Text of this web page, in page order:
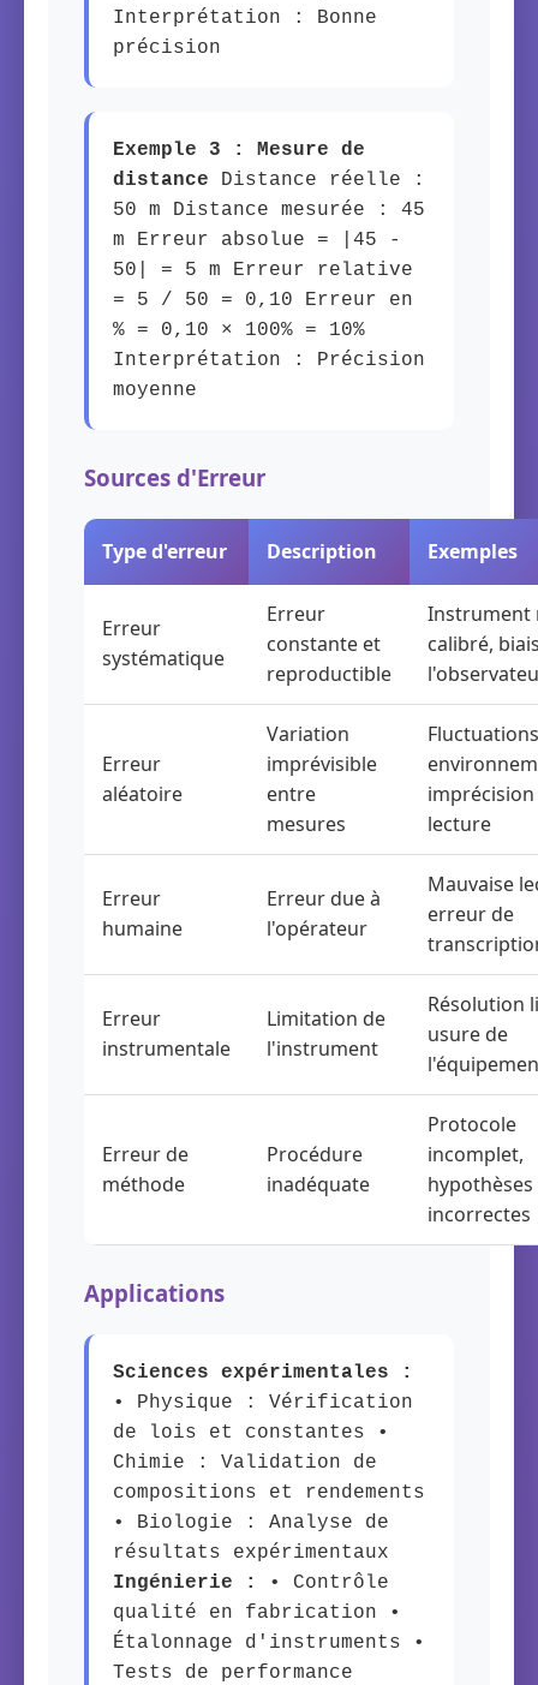
Interprétation : Bonne
précision
Exemple 3 : Mesure de
distance Distance réelle :
50 m Distance mesurée : 45
m Erreur absolue = |45 -
50| = 5 m Erreur relative
= 5 / 50 = 0,10 Erreur en
% = 0,10 × 100% = 10%
Interprétation : Précision
moyenne
Sources d'Erreur
Type d'erreur Description Exemples
Erreur
systématique
Erreur
constante et
reproductible
Instrument
calibré,
Erreur
aléatoire
Variation
imprévisible
entre
mesures
Fluctuations
lecture
Erreur
humaine
Erreur due à
l'opérateur
Mauvaise
erreur de
Erreur
instrumentale
Limitation de
l'instrument
Résolution
usure de
Erreur de
méthode
Procédure
inadéquate
Protocole
incomplet,
hypothèses
incorrectes
Applications
Sciences expérimentales :
• Physique : Vérification
de lois et constantes •
Chimie : Validation de
compositions et rendements
• Biologie : Analyse de
résultats expérimentaux
Ingénierie :
• Contrôle
qualité en fabrication •
Étalonnage d'instruments •
Tests de performance